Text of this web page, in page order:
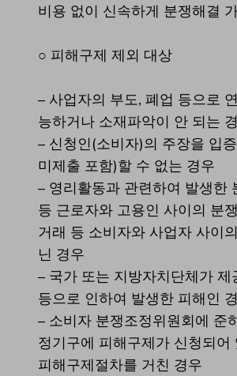
비용 없이 신속하게 분쟁해결
○ 피해구제 제외 대상
– 사업자의 부도, 폐업 등으로
능하거나 소재파악이 안 되는
– 신청인(소비자)의 주장을 입
미제출 포함)할 수 없는 경우
– 영리활동과 관련하여 발생한
등 근로자와 고용인 사이의 분
거래 등 소비자와 사업자 사이
닌 경우
– 국가 또는 지방자치단체가 제
등으로 인하여 발생한 피해인
– 소비자 분쟁조정위원회에 준
정기구에 피해구제가 신청되어
피해구제절차를 거친 경우